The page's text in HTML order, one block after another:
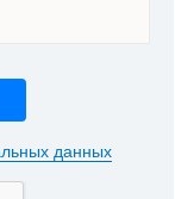
данных